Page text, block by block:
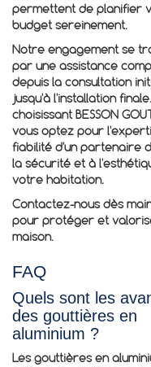
permettent de planifier
budget sereinement.
Notre engagement se
par une assistance
depuis la consultation
jusqu'à l'installation
choisissant BESSON
vous optez pour
fiabilité d'un partenaire
la sécurité et à
votre habitation.
Contactez-nous dès
pour protéger et
maison.
FAQ
Quels sont les
des gouttières en
aluminium ?
Les gouttières en